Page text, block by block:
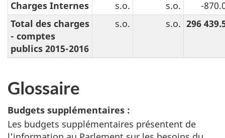
Charges Internes s.o. s.o.
-
Total des charges
- comptes
publics 2015-2016
s.o. s.o. 296
Glossaire
Budgets supplémentaires :
Les budgets supplémentaires présentent de